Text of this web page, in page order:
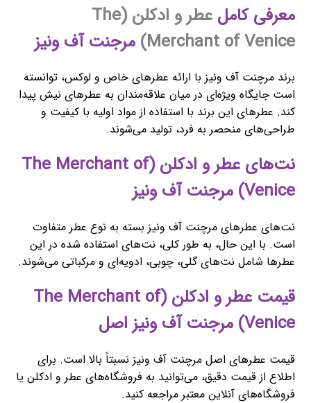
معرفی کامل
عطر و ادکلن (The
Merchant of Venice) مرجنت آف ونیز
برند مرچنت آف ونیز با ارائه عطرهای خاص و لوکس، توانسته
است جایگاه ویژه‌ای در میان علاقه‌مندان به عطرهای نیش پیدا
کند. عطرهای این برند با استفاده از مواد اولیه با کیفیت و
طراحی‌های منحصر به فرد، تولید می‌شوند.
نت‌های عطر و ادکلن (The Merchant of
Venice) مرجنت آف ونیز
نت‌های عطرهای مرچنت آف ونیز بسته به نوع عطر متفاوت
است. با این حال، به طور کلی، نت‌های استفاده شده در این
عطرها شامل نت‌های گلی، چوبی، ادویه‌ای و مرکباتی می‌شوند.
قیمت عطر و ادکلن (The Merchant of
Venice) مرجنت آف ونیز اصل
قیمت عطرهای اصل مرچنت آف ونیز نسبتاً بالا است. برای
اطلاع از قیمت دقیق، می‌توانید به فروشگاه‌های عطر و ادکلن یا
فروشگاه‌های آنلاین معتبر مراجعه کنید.